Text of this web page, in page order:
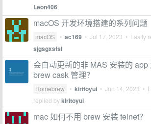
Leon406
macOS 开发环境搭建的系列问题
macOS • ac169 • Jul 17, 2023 • Lastly
sjgsgxsfsl
会自动更新的非 MAS 安装的 app
brew cask 管理？
Homebrew • kiritoyui • Jun 14, 2023 •
replied bykiritoyui
mac 如何不用 brew 安装 telnet？